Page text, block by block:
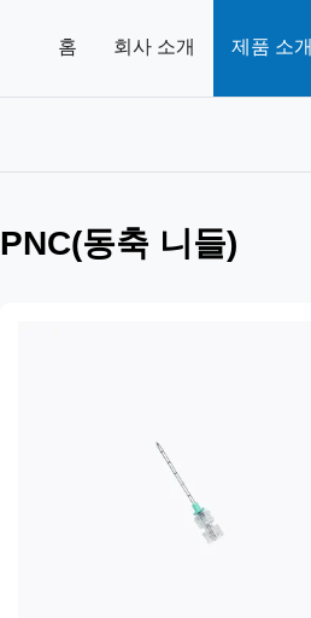
홈 회사 소개 제품 소개
PNC(동축 니들)